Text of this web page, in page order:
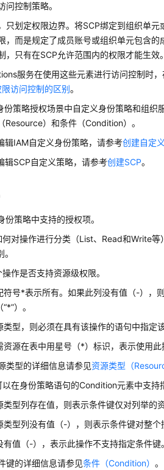
问控制策略。
只划定权限边界。将SCP绑定到组织单
，而是规定了成员账号或组织单元包含
，只有在SCP允许范围内的权限才能生效。
服务在使用这些元素进行访问控制时，
访问控制的区别。
份策略授权场景中自定义身份策略和组织
Resource）和条件（Condition）。
辑IAM自定义身份策略，请参考创建自定
辑SCP自定义策略，请参考创建SCP。
策略中支持的授权项。
何对操作进行分类（List、Read和Write
作是否支持资源级权限。
符号*表示所有。如果此列没有值（-），
）。
型，则必须在具有该操作的语句中指定
源在表中用星号（*）标识，表示使用此
类型的详细信息请参见资源类型（
以在身份策略语句的Condition元素中支持
型列存在值，则表示条件键仅对列举的
型列没有值（-），则表示条件键对整个
值（-），表示此操作不支持指定条件键。
键的详细信息请参见条件（Condition）。